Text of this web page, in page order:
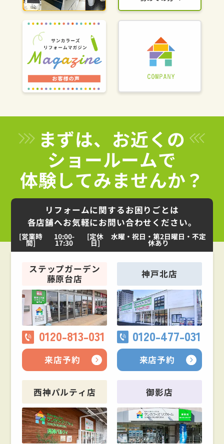
まずは、お近くの
ショールームで
体験してみませんか？
リフォームに関するお困りごとは
各店舗へお気軽にお問い合わせください。
[営業時
間]
10:00-
17:30
[定休
日]
水曜・祝日・第2日曜日・不定
休あり
ステップガーデン
藤原台店
0120-813-031
来店予約
神戸北店
0120-477-031
来店予約
西神パルティ店 御影店